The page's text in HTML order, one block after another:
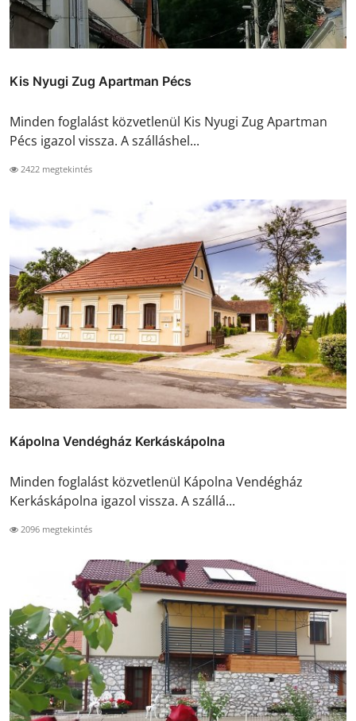
Kis Nyugi Zug Apartman Pécs
Minden foglalást közvetlenül Kis Nyugi Zug Apartman
Pécs igazol vissza. A szálláshel...
2422 megtekintés
Kápolna Vendégház Kerkáskápolna
Minden foglalást közvetlenül Kápolna Vendégház
Kerkáskápolna igazol vissza. A szállá...
2096 megtekintés